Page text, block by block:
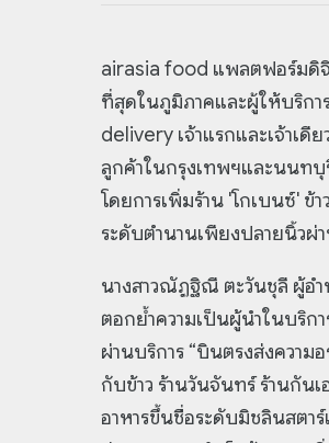
airasia food แพลตฟอร์มดิจิ
ที่สุดในภูมิภาคและผู้ให้บริกา
delivery เจ้าแรกและเจ้าเดี
ลูกค้าในกรุงเทพฯและนนทบุ
โดยการเพิ่มร้าน 'โกเบนซ์'
ระดับตำนานเพียงปลายนิ้ว
นางสาวณัฏฐิณี ตะวันชุลี ผู้อำ
ตอกย้ำความเป็นผู้นำในบริก
ผ่านบริการ “บินตรงส่งความ
กับข้าว ร้านวันจันทร์ ร้านกัน
อาหารขึ้นชื่อระดับมิชลินสตา